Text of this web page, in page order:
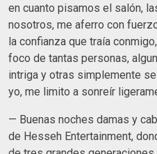
en cuanto pisamos el salón,
nosotros, me aferro con
la confianza que traía
foco de tantas personas,
intriga y otras simplemente
yo, me limito a sonreír
— Buenas noches damas y
de Hesseh Entertainment,